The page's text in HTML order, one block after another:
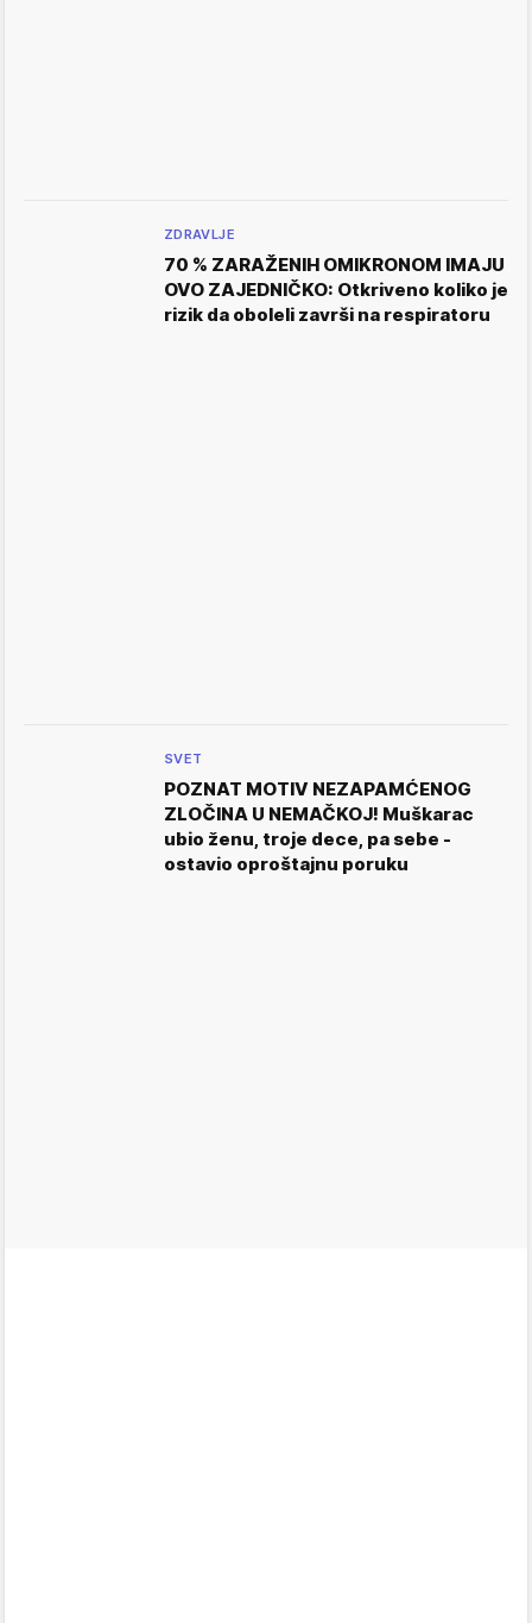
ZDRAVLJE
70 % ZARAŽENIH OMIKRONOM IMAJU
OVO ZAJEDNIČKO: Otkriveno koliko je
rizik da oboleli završi na respiratoru
SVET
POZNAT MOTIV NEZAPAMĆENOG
ZLOČINA U NEMAČKOJ! Muškarac
ubio ženu, troje dece, pa sebe -
ostavio oproštajnu poruku